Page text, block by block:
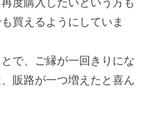
買えるようにしていま
で、ご縁が一回きりにな
販路が一つ増えたと喜ん